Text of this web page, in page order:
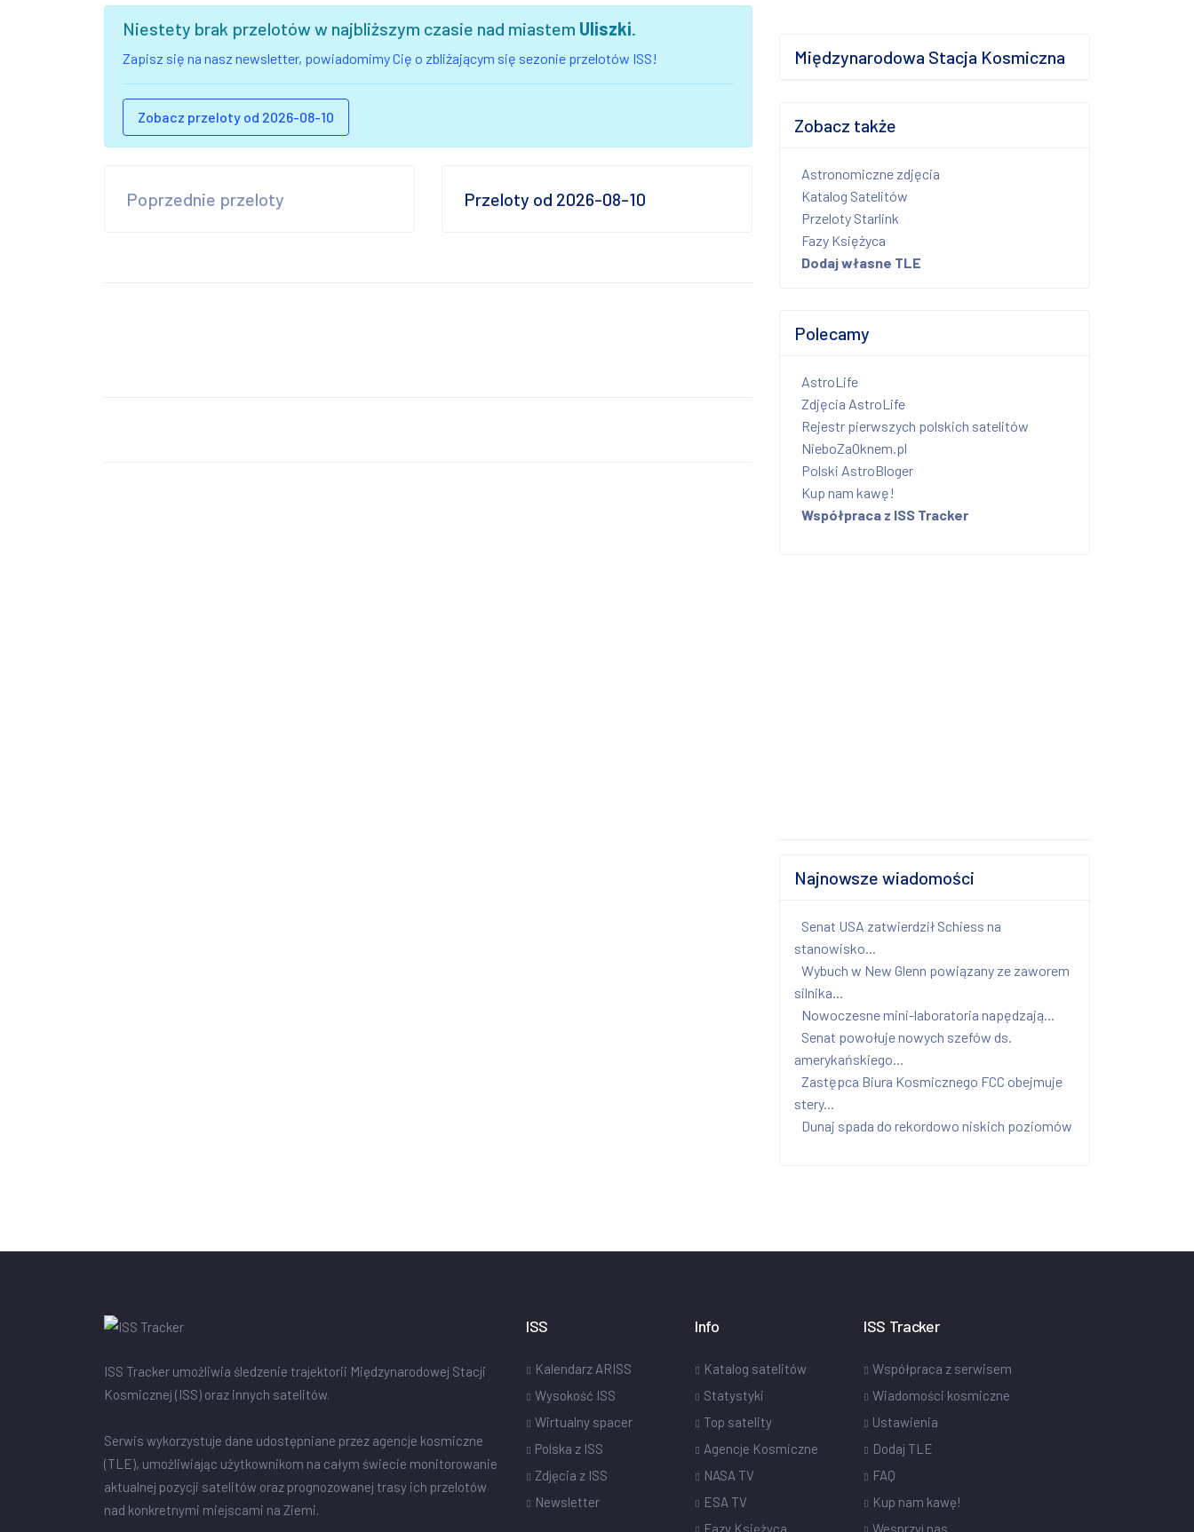
Niestety brak przelotów w najbliższym czasie nad miastem Uliszki.
Zapisz się na nasz newsletter, powiadomimy Cię o zbliżającym się sezonie przelotów ISS!
Zobacz przeloty od 2026-08-10
Poprzednie przeloty Przeloty od 2026-08-10
Międzynarodowa Stacja Kosmiczna
Zobacz także
Astronomiczne zdjęcia
Katalog Satelitów
Przeloty Starlink
Fazy Księżyca
Dodaj własne TLE
Polecamy
AstroLife
Zdjęcia AstroLife
Rejestr pierwszych polskich satelitów
NieboZaOknem.pl
Polski AstroBloger
Kup nam kawę!
Współpraca z ISS Tracker
Najnowsze wiadomości
Senat USA zatwierdził Schiess na
stanowisko...
Wybuch w New Glenn powiązany ze zaworem
silnika...
Nowoczesne mini-laboratoria napędzają...
Senat powołuje nowych szefów ds.
amerykańskiego...
Zastępca Biura Kosmicznego FCC obejmuje
stery...
Dunaj spada do rekordowo niskich poziomów
ISS Tracker umożliwia śledzenie trajektorii Międzynarodowej Stacji
Kosmicznej (ISS) oraz innych satelitów.
Serwis wykorzystuje dane udostępniane przez agencje kosmiczne
(TLE), umożliwiając użytkownikom na całym świecie monitorowanie
aktualnej pozycji satelitów oraz prognozowanej trasy ich przelotów
nad konkretnymi miejscami na Ziemi.
ISS
Kalendarz ARISS
Wysokość ISS
Wirtualny spacer
Polska z ISS
Zdjęcia z ISS
Newsletter
Info
Katalog satelitów
Statystyki
Top satelity
Agencje Kosmiczne
NASA TV
ESA TV
Fazy Księżyca
ISS Tracker
Współpraca z serwisem
Wiadomości kosmiczne
Ustawienia
Dodaj TLE
FAQ
Kup nam kawę!
Wesprzyj nas